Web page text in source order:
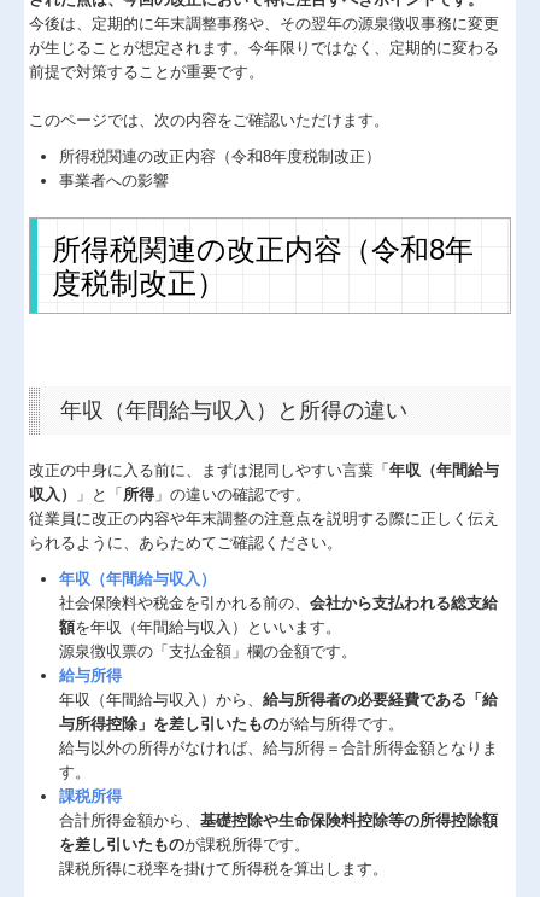
資産運用
セミナー案内
採用情報
経営者お役立ち情報
経営者の四季
国の共済制度活用コーナー
小規模企業共済制度
中小企業倒産防止共済制度
中小企業退職金共済制度
今後は、定期的に年末調整事務や、その翌年の源泉徴収事務に変更
が生じることが想定されます。今年限りではなく、定期的に変わる
前提で対策することが重要です。
このページでは、次の内容をご確認いただけます。
所得税関連の改正内容（令和8年度税制改正）
事業者への影響
所得税関連の改正内容（令和8年
度税制改正）
年収（年間給与収入）と所得の違い
改正の中身に入る前に、まずは混同しやすい言葉「年収（年間給与
収入）
」と「所得」の違いの確認です。
従業員に改正の内容や年末調整の注意点を説明する際に正しく伝え
られるように、あらためてご確認ください。
年収（年間給与収入）
社会保険料や税金を引かれる前の、会社から支払われる総支給
額を年収（年間給与収入）といいます。
源泉徴収票の「支払金額」欄の金額です。
給与所得
年収（年間給与収入）から、給与所得者の必要経費である「給
与所得控除」を差し引いたものが給与所得です。
給与以外の所得がなければ、給与所得＝合計所得金額となりま
す。
課税所得
合計所得金額から、基礎控除や生命保険料控除等の所得控除額
を差し引いたものが課税所得です。
課税所得に税率を掛けて所得税を算出します。